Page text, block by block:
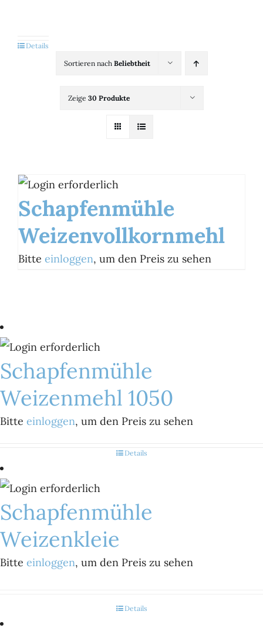
Brands
Sortieren nach Beliebtheit
Zeige 30 Produkte
Schapfenmühle
Weizenvollkornmehl
Bitte einloggen, um den Preis zu sehen
Details
Schapfenmühle
Weizenmehl 1050
Bitte einloggen, um den Preis zu sehen
Details
Schapfenmühle
Weizenkleie
Bitte einloggen, um den Preis zu sehen
Details